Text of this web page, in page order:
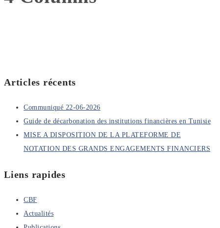
Articles récents
Communiqué 22-06-2026
Guide de décarbonation des institutions financières en Tunisie
MISE A DISPOSITION DE LA PLATEFORME DE
NOTATION DES GRANDS ENGAGEMENTS FINANCIERS
Liens rapides
CBF
Actualités